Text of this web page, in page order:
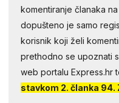
komentiranje članaka
dopušteno je samo
korisnik koji želi
prethodno se upoznati s
web portalu Express.hr
stavkom 2. članka 94.